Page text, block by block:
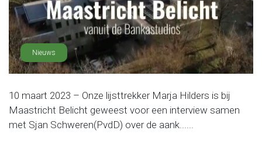
Nieuws
10 maart 2023 – Onze lijsttrekker Marja Hilders is bij
Maastricht Belicht geweest voor een interview samen
met Sjan Schweren(PvdD) over de aank......